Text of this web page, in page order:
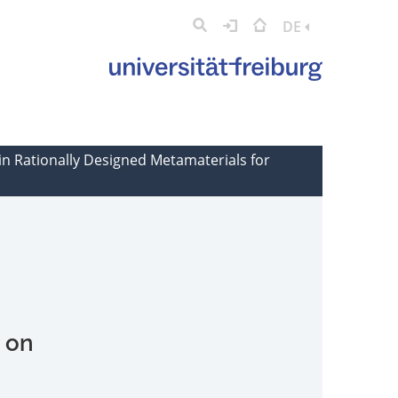
DE
Rationally Designed Metamaterials for